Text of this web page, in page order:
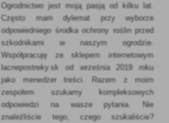
Ogrodnictwo jest moją pasją od kilku lat.
Często mam dylemat przy wyborze
odpowiedniego środka ochrony roślin przed
szkodnikami w naszym ogrodzie.
Współpracuję ze sklepem internetowym
lacnepostreky.sk od września 2019 roku
jako menedżer treści. Razem z moim
zespołem szukamy kompleksowych
odpowiedzi na wasze pytania. Nie
znaleźliście tego, czego szukaliście?